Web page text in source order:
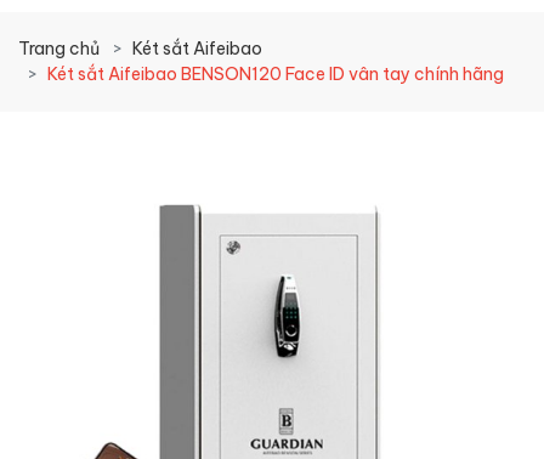
Trang chủ
Két sắt Aifeibao
Két sắt Aifeibao BENSON120 Face ID vân tay chính hãng